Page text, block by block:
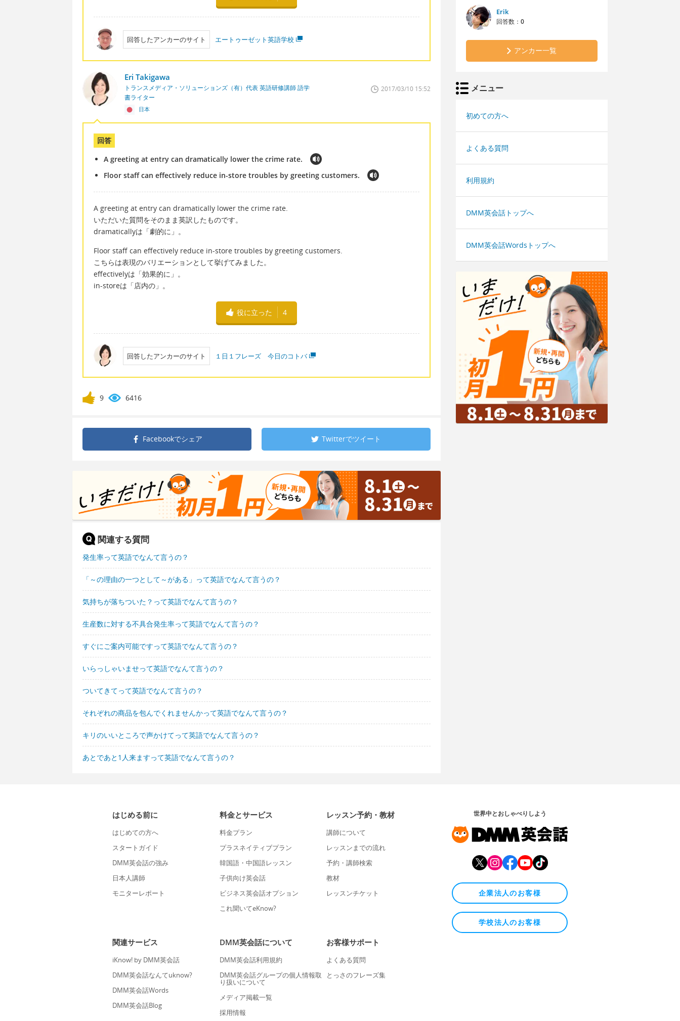
回答したアンカーのサイト エートゥーゼット英語学校
Eri Takigawa
トランスメディア・ソリューションズ（有）代表 英語研修講師 語学
書ライター
日本
2017/03/10 15:52
回答
A greeting at entry can dramatically lower the crime rate.
Floor staff can effectively reduce in-store troubles by greeting customers.
A greeting at entry can dramatically lower the crime rate.
いただいた質問をそのまま英訳したものです。
dramaticallyは「劇的に」。
Floor staff can effectively reduce in-store troubles by greeting customers.
こちらは表現のバリエーションとして挙げてみました。
effectivelyは「効果的に」。
in-storeは「店内の」。
役に立った 4
回答したアンカーのサイト １日１フレーズ 今日のコトバ
9 6416
Facebookでシェア Twitterでツイート
関連する質問
発生率って英語でなんて言うの？
「～の理由の一つとして～がある」って英語でなんて言うの？
気持ちが落ちついた？って英語でなんて言うの？
生産数に対する不具合発生率って英語でなんて言うの？
すぐにご案内可能ですって英語でなんて言うの？
いらっしゃいませって英語でなんて言うの？
ついてきてって英語でなんて言うの？
それぞれの商品を包んでくれませんかって英語でなんて言うの？
キリのいいところで声かけてって英語でなんて言うの？
あとであと1人来ますって英語でなんて言うの？
Erik
回答数： 0
アンカー一覧
メニュー
初めての方へ
よくある質問
利用規約
DMM英会話トップへ
DMM英会話Wordsトップへ
はじめる前に
はじめての方へ
スタートガイド
DMM英会話の強み
日本人講師
モニターレポート
料金とサービス
料金プラン
プラスネイティブプラン
韓国語・中国語レッスン
子供向け英会話
ビジネス英会話オプション
これ聞いてeKnow?
レッスン予約・教材
講師について
レッスンまでの流れ
予約・講師検索
教材
レッスンチケット
関連サービス
iKnow! by DMM英会話
DMM英会話なんてuknow?
DMM英会話Words
DMM英会話Blog
DMM英会話について
DMM英会話利用規約
DMM英会話グループの個人情報取
り扱いについて
メディア掲載一覧
採用情報
お客様サポート
よくある質問
とっさのフレーズ集
世界中とおしゃべりしよう
企業法人のお客様
学校法人のお客様